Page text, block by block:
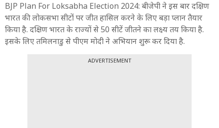
BJP Plan For Loksabha Election 2024: बीजेपी ने इस बार दक्षिण
भारत की लोकसभा सीटों पर जीत हासिल करने के लिए बड़ा प्लान तैयार
किया है. दक्षिण भारत के राज्यों से 50 सीटें जीतने का लक्ष्य तय किया है.
इसके लिए तमिलनाडु से पीएम मोदी ने अभियान शुरू कर दिया है.
ADVERTISEMENT